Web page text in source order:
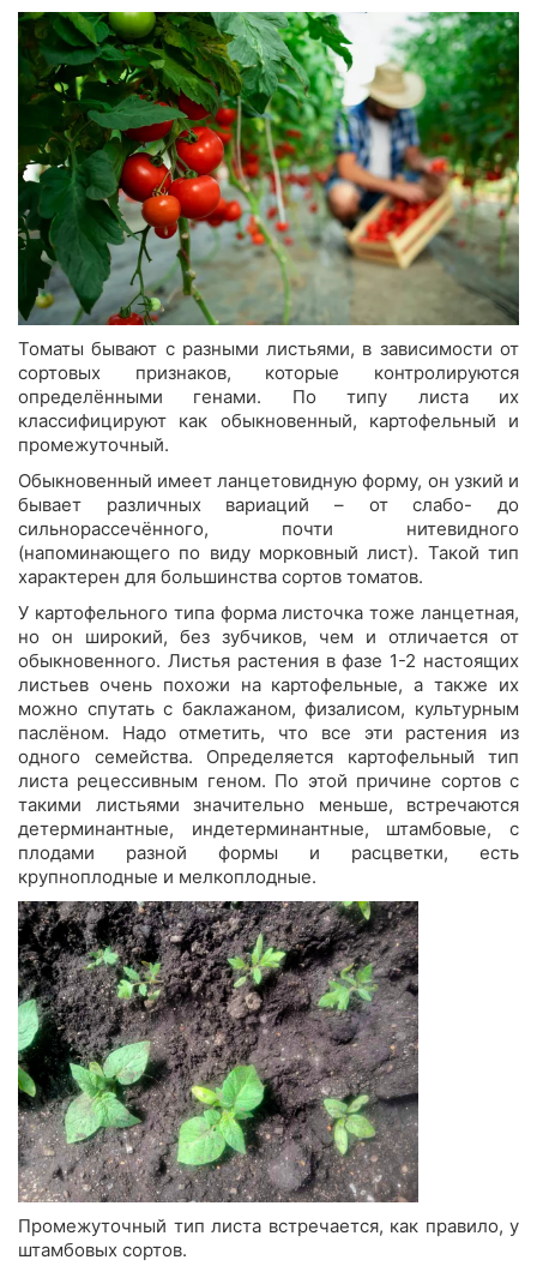
Томаты бывают с разными листьями, в зависимости от
сортовых признаков, которые контролируются
определёнными генами. По типу листа их
классифицируют как обыкновенный, картофельный и
промежуточный.
Обыкновенный имеет ланцетовидную форму, он узкий и
бывает различных вариаций – от слабо- до
сильнорассечённого, почти нитевидного
(напоминающего по виду морковный лист). Такой тип
характерен для большинства сортов томатов.
У картофельного типа форма листочка тоже ланцетная,
но он широкий, без зубчиков, чем и отличается от
обыкновенного. Листья растения в фазе 1-2 настоящих
листьев очень похожи на картофельные, а также их
можно спутать с баклажаном, физалисом, культурным
паслёном. Надо отметить, что все эти растения из
одного семейства. Определяется картофельный тип
листа рецессивным геном. По этой причине сортов с
такими листьями значительно меньше, встречаются
детерминантные, индетерминантные, штамбовые, с
плодами разной формы и расцветки, есть
крупноплодные и мелкоплодные.
Промежуточный тип листа встречается, как правило, у
штамбовых сортов.